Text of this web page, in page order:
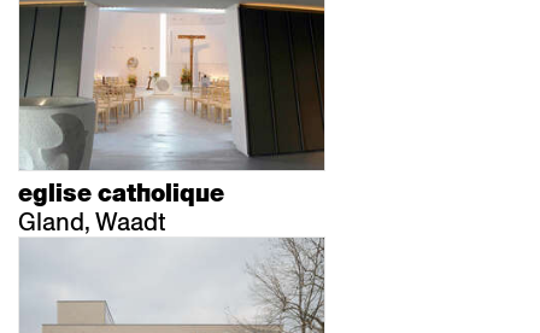
eglise catholique
Gland, Waadt